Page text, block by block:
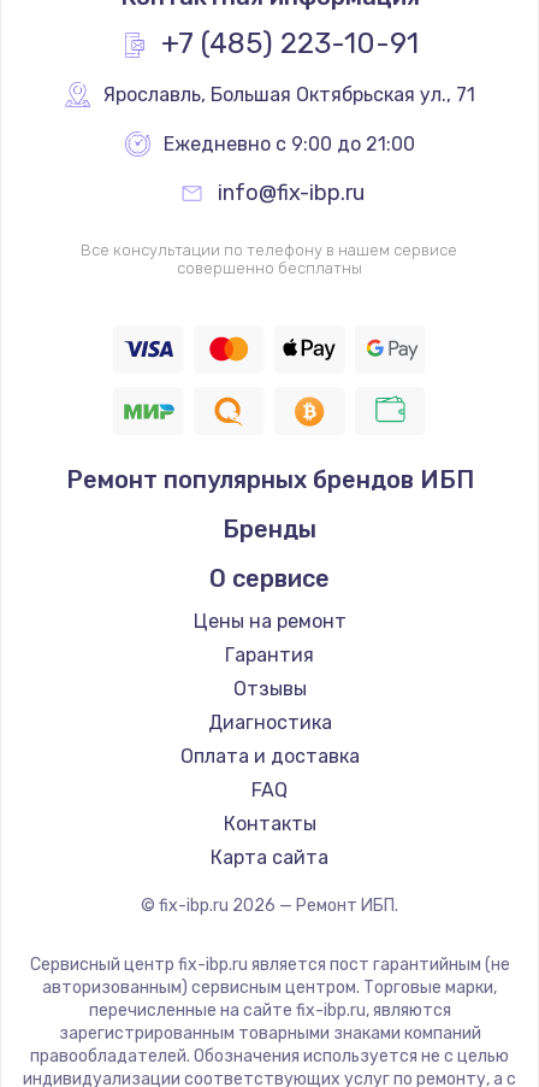
+7 (485) 223-10-91
Ярославль, Большая Октябрьская ул., 71
Ежедневно с 9:00 до 21:00
info@fix-ibp.ru
Все консультации по телефону в нашем сервисе
совершенно бесплатны
Ремонт популярных брендов ИБП
Бренды
О сервисе
Цены на ремонт
Гарантия
Отзывы
Диагностика
Оплата и доставка
FAQ
Контакты
Карта сайта
© fix-ibp.ru 2026 — Ремонт ИБП.
Сервисный центр fix-ibp.ru является пост гарантийным (не
авторизованным) сервисным центром. Торговые марки,
перечисленные на сайте fix-ibp.ru, являются
зарегистрированным товарными знаками компаний
правообладателей. Обозначения используется не с целью
индивидуализации соответствующих услуг по ремонту, а с